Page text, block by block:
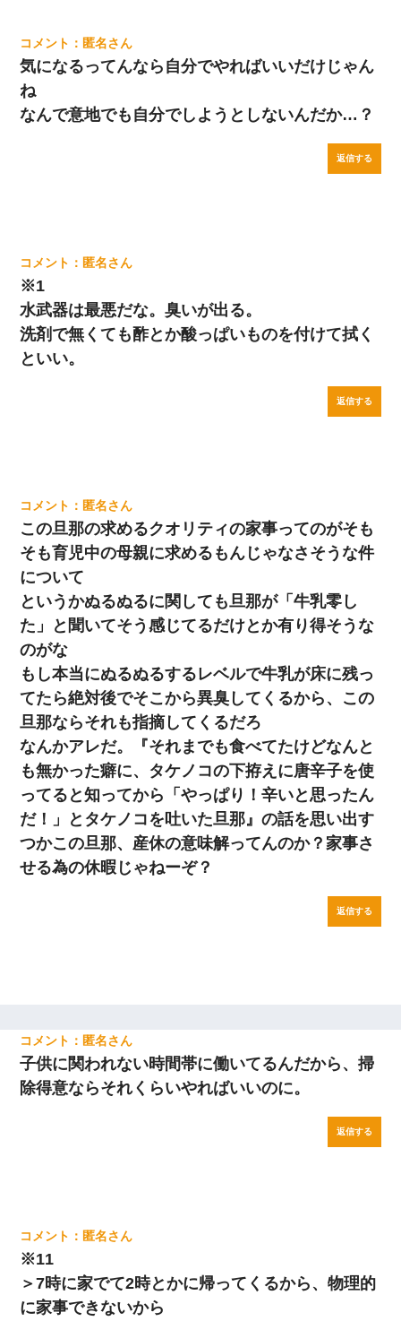
匿名
気になるってんなら自分でやればいいだけじゃん
ね
なんで意地でも自分でしようとしないんだか…？
返信する
匿名
※1
水武器は最悪だな。臭いが出る。
洗剤で無くても酢とか酸っぱいものを付けて拭く
といい。
返信する
匿名
この旦那の求めるクオリティの家事ってのがそも
そも育児中の母親に求めるもんじゃなさそうな件
について
というかぬるぬるに関しても旦那が「牛乳零し
た」と聞いてそう感じてるだけとか有り得そうな
のがな
もし本当にぬるぬるするレベルで牛乳が床に残っ
てたら絶対後でそこから異臭してくるから、この
旦那ならそれも指摘してくるだろ
なんかアレだ。『それまでも食べてたけどなんと
も無かった癖に、タケノコの下拵えに唐辛子を使
ってると知ってから「やっぱり！辛いと思ったん
だ！」とタケノコを吐いた旦那』の話を思い出す
つかこの旦那、産休の意味解ってんのか？家事さ
せる為の休暇じゃねーぞ？
返信する
匿名
子供に関われない時間帯に働いてるんだから、掃
除得意ならそれくらいやればいいのに。
返信する
匿名
※11
＞7時に家でて2時とかに帰ってくるから、物理的
に家事できないから